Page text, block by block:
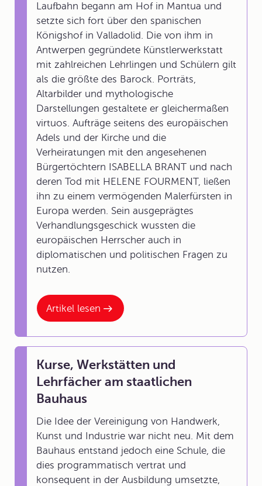
Artikel lesen
Laufbahn begann am Hof in Mantua und
setzte sich fort über den spanischen
Königshof in Valladolid. Die von ihm in
Antwerpen gegründete Künstlerwerkstatt
mit zahlreichen Lehrlingen und Schülern gilt
als die größte des Barock. Porträts,
Altarbilder und mythologische
Darstellungen gestaltete er gleichermaßen
virtuos. Aufträge seitens des europäischen
Adels und der Kirche und die
Verheiratungen mit den angesehenen
Bürgertöchtern ISABELLA BRANT und nach
deren Tod mit HELENE FOURMENT, ließen
ihn zu einem vermögenden Malerfürsten in
Europa werden. Sein ausgeprägtes
Verhandlungsgeschick wussten die
europäischen Herrscher auch in
diplomatischen und politischen Fragen zu
nutzen.
Kurse, Werkstätten und
Lehrfächer am staatlichen
Bauhaus
Die Idee der Vereinigung von Handwerk,
Kunst und Industrie war nicht neu. Mit dem
Bauhaus entstand jedoch eine Schule, die
dies programmatisch vertrat und
konsequent in der Ausbildung umsetzte,